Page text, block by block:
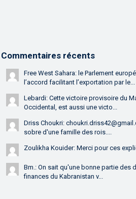
Commentaires récents
Free West Sahara: le Parlement
l’accord facilitant l’exportation par le...
Lebardi: Cette victoire provisoire du
Occidental, est aussi une victo...
Driss Choukri:
sobre d'une famille des rois....
Zoulikha Kouider: Merci pour ces
Bm.: On sait qu'une bonne partie des
finances du Kabranistan v...